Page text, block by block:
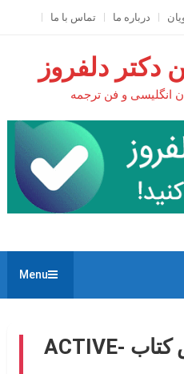
درباره ما تماس با ما
دکتر دلفروز
انگلیسی و فن ترجمه
Menu
خرید موفق آمورش کتاب ACTIVE-